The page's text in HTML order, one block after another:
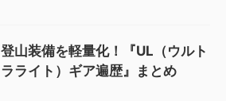
登山装備を軽量化！『UL（ウルト
ラライト）ギア遍歴』まとめ